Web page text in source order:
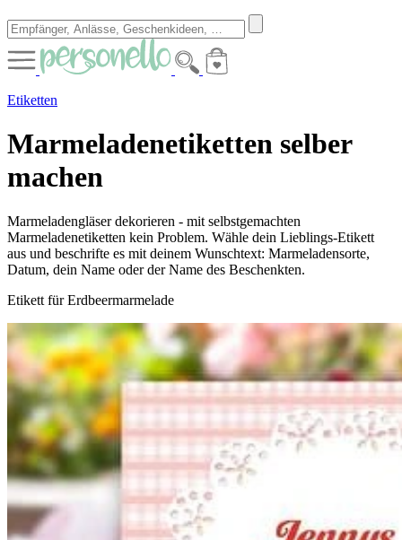
Etiketten
Marmeladenetiketten selber
machen
Marmeladengläser dekorieren - mit selbstgemachten
Marmeladenetiketten kein Problem. Wähle dein Lieblings-Etikett
aus und beschrifte es mit deinem Wunschtext: Marmeladensorte,
Datum, dein Name oder der Name des Beschenkten.
Etikett für Erdbeermarmelade